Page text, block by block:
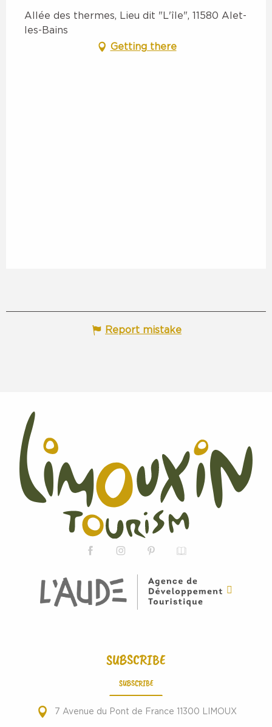
Allée des thermes, Lieu dit "L'île", 11580 Alet-
les-Bains
Getting there
Report mistake
SUBSCRIBE
SUBSCRIBE
7 Avenue du Pont de France 11300 LIMOUX